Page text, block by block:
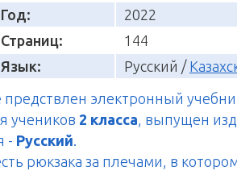
Год:
2022
Страниц:
144
Язык:
Русский /
предствлен электронный
учеников 2 класса , выпущен
- Русский
рюкзака за плечами, в